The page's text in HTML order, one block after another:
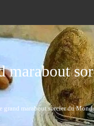
marabout
grand marabout sorcier du